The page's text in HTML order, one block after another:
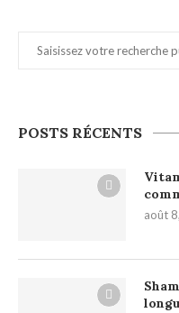
POSTS RÉCENTS
août